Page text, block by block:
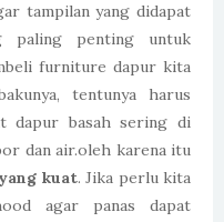
tampilan yang didapat
paling penting untuk
furniture dapur kita
tentunya harus
dapur basah sering di
dan air.oleh karena itu
kuat. Jika perlu kita
agar panas dapat